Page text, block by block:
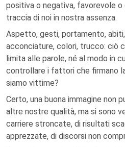
positiva o negativa, favorevole o
traccia di noi in nostra assenza.
Aspetto, gesti, portamento,
acconciature, colori, trucco: ciò
limita alle parole, né al modo in
controllare i fattori che firmano
siamo vittime?
Certo, una buona immagine non
altre nostre qualità, ma si sono
carriere stroncate, di risultati
apprezzate, di discorsi non